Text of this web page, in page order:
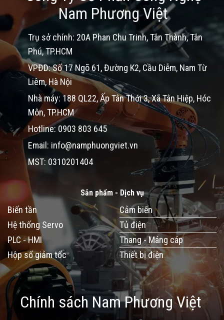
Nam Phương Việt
Trụ sở chính: 20A Phan Chu Trinh, Tân Thành, Tân
Phú, TP.HCM
VPĐD: Số 17 Ngõ 61, Đường K2, Cầu Diễm, Nam Từ
Liêm, Hà Nội
Nhà máy: 188 QL22, Ấp Tân Thới 3, Xã Tân Hiệp, Hóc
Môn, TP.HCM
Hotline: 0903 803 645
Email: info@namphuongviet.vn
MST: 0310201404
Sản phẩm - Dịch vụ
Biến tần
Hệ thống Servo
PLC - HMI
Hộp số giảm tốc
Cảm biến
Tủ điện
Thang - Máng cáp
Thiết bị điện
Chính sách Nam Phương Việt